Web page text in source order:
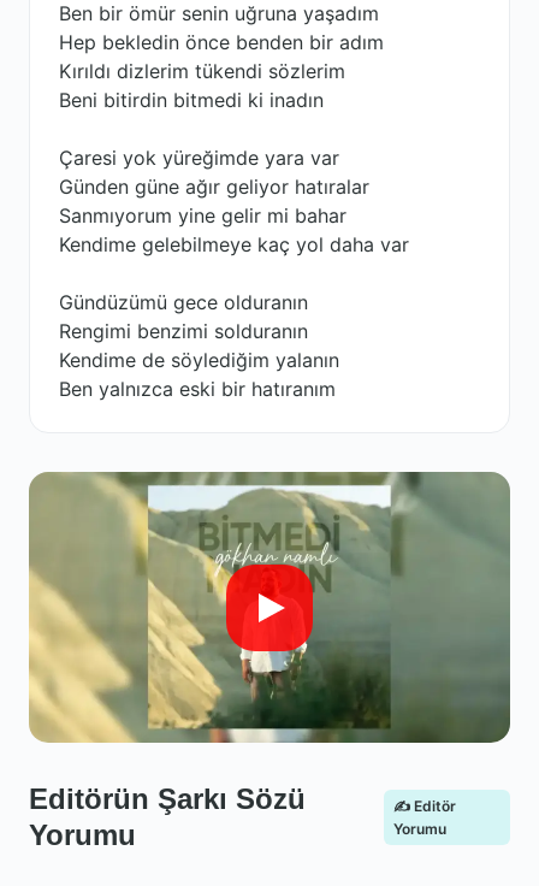
Ben bir ömür senin uğruna yaşadım
Hep bekledin önce benden bir adım
Kırıldı dizlerim tükendi sözlerim
Beni bitirdin bitmedi ki inadın
Çaresi yok yüreğimde yara var
Günden güne ağır geliyor hatıralar
Sanmıyorum yine gelir mi bahar
Kendime gelebilmeye kaç yol daha var
Gündüzümü gece olduranın
Rengimi benzimi solduranın
Kendime de söylediğim yalanın
Ben yalnızca eski bir hatıranım
Editörün Şarkı Sözü
Yorumu
✍️ Editör
Yorumu